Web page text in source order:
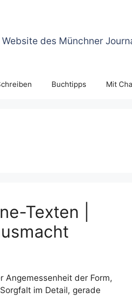
Website des Münchner
Buchtipps Mit
Texten |
Angemessenheit der Form,
im Detail, gerade